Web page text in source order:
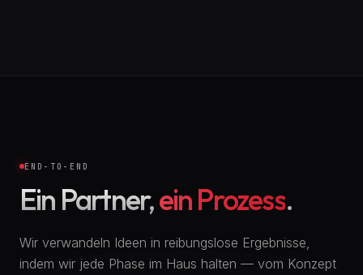
END-TO-END
Ein Partner,ein Prozess.
Wir verwandeln Ideen in reibungslose Ergebnisse,
indem wir jede Phase im Haus halten — vom Konzept